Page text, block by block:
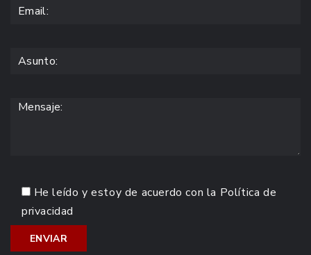
He leído y estoy de acuerdo con la Política de
privacidad